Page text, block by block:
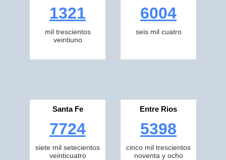
1321
mil trescientos
veintiuno
6004
seis mil cuatro
Santa Fe
7724
siete mil setecientos
veinticuatro
Entre Rios
5398
cinco mil trescientos
noventa y ocho